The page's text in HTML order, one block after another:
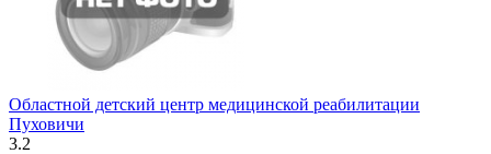
Областной детский центр медицинской реабилитации
Пуховичи
3.2